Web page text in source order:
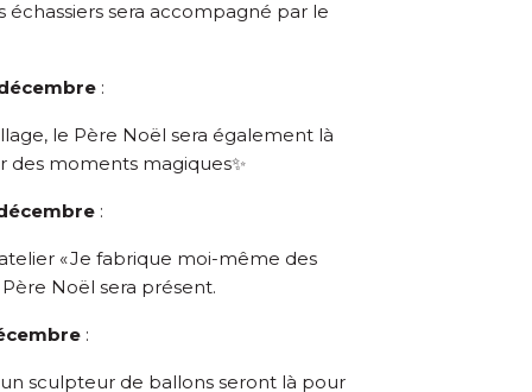
échassiers sera accompagné par le
:
le Père Noël sera également là
des moments magiques✨
:
« Je fabrique moi-même des
Père Noël sera présent.
:
sculpteur de ballons seront là pour